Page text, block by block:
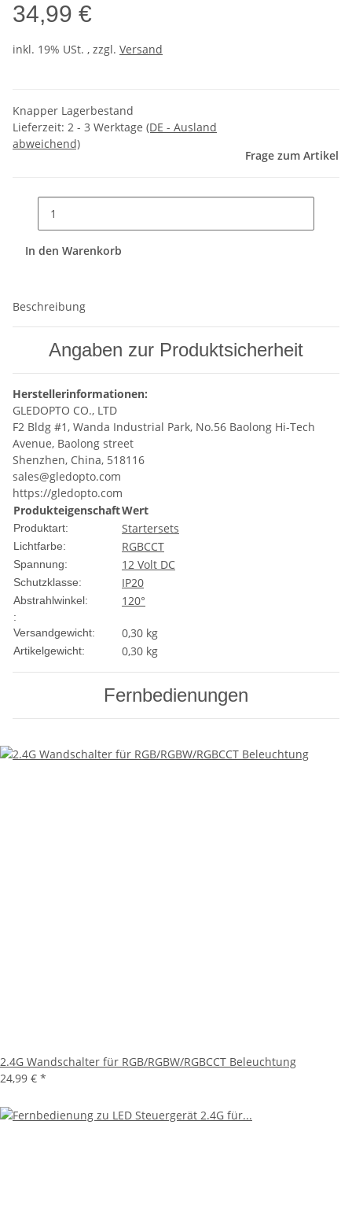
34,99 €
inkl. 19% USt. , zzgl. Versand
Knapper Lagerbestand
Lieferzeit: 2 - 3 Werktage (DE - Ausland
abweichend)
Frage zum Artikel
In den Warenkorb
Beschreibung
Angaben zur Produktsicherheit
Herstellerinformationen:
GLEDOPTO CO., LTD
F2 Bldg #1, Wanda Industrial Park, No.56 Baolong Hi-Tech
Avenue, Baolong street
Shenzhen, China, 518116
sales@gledopto.com
https://gledopto.com
ProdukteigenschaftWert
Produktart: Startersets
Lichtfarbe: RGBCCT
Spannung: 12 Volt DC
Schutzklasse: IP20
Abstrahlwinkel: 120°
:
Versandgewicht:
0,30 kg
Artikelgewicht: 0,30 kg
Fernbedienungen
2.4G Wandschalter für RGB/RGBW/RGBCCT Beleuchtung
24,99 € *